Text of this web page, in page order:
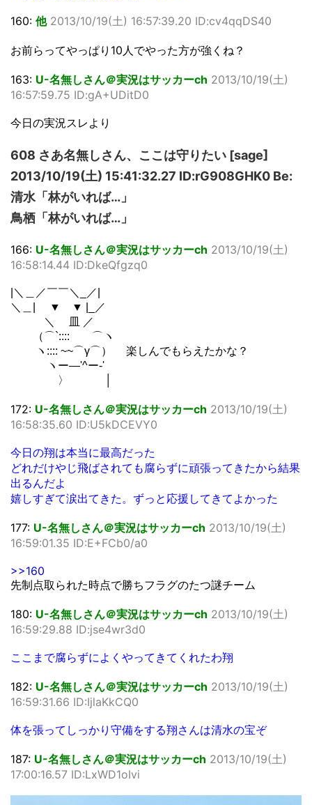
160: 他 2013/10/19(土) 16:57:39.20 ID:cv4qqDS40
お前らってやっぱり10人でやった方が強くね？
163: U-名無しさん＠実況はサッカーch 2013/10/19(土)
16:57:59.75 ID:gA+UDitD0
今日の実況スレより
608 さあ名無しさん、ここは守りたい [sage]
2013/10/19(土) 15:41:32.27 ID:rG908GHK0 Be:
清水「林がいれば…」
鳥栖「林がいれば…」
166: U-名無しさん＠実況はサッカーch 2013/10/19(土)
16:58:14.44 ID:DkeQfgzq0
|＼＿／￣￣＼_／|
＼＿| ▼ ▼ |_／
＼ 皿 ／
（⌒`:::: ⌒ヽ
ヽ:::: ~~⌒γ⌒） 楽しんでもらえたかな？
ヽー―'^ー-'
〉 │
172: U-名無しさん＠実況はサッカーch 2013/10/19(土)
16:58:35.60 ID:U5kDCEVY0
今日の翔は本当に最高だった
どれだけやじ飛ばされても腐らずに頑張ってきたから結果
出るんだよ
嬉しすぎて涙出てきた。ずっと応援してきてよかった
177: U-名無しさん＠実況はサッカーch 2013/10/19(土)
16:59:01.35 ID:E+FCb0/a0
>>160
先制点取られた時点で勝ちフラグのたつ謎チーム
180: U-名無しさん＠実況はサッカーch 2013/10/19(土)
16:59:29.88 ID:jse4wr3d0
ここまで腐らずによくやってきてくれたわ翔
182: U-名無しさん＠実況はサッカーch 2013/10/19(土)
16:59:31.66 ID:IjlaKkCQ0
体を張ってしっかり守備をする翔さんは清水の宝ぞ
187: U-名無しさん＠実況はサッカーch 2013/10/19(土)
17:00:16.57 ID:LxWD1oIvi